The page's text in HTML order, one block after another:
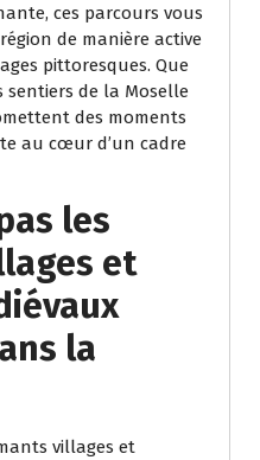
ces parcours vous
de manière active
pittoresques. Que
sentiers de la Moselle
des moments
au cœur d’un cadre
les
et
la
villages et